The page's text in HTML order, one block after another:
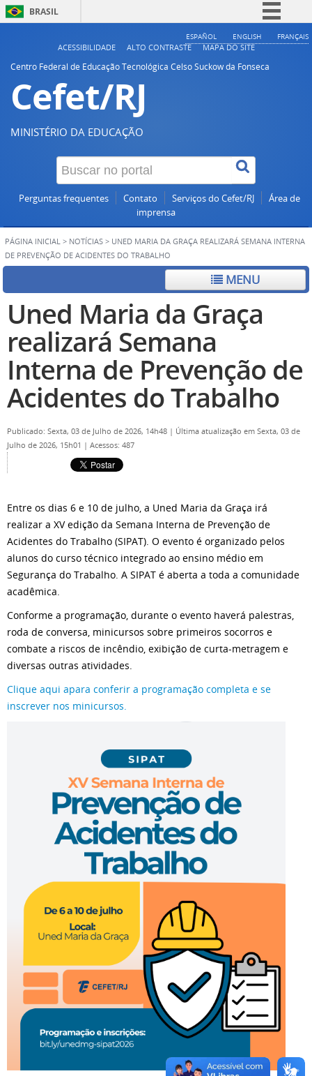
BRASIL
Simplifique!
ESPAÑOL ENGLISH FRANÇAIS
ACESSIBILIDADE ALTO CONTRASTE
MAPA DO SITE
Centro Federal de Educação Tecnológica Celso Suckow da Fonseca
Cefet/RJ
MINISTÉRIO DA EDUCAÇÃO
Perguntas frequentes Contato Serviços do Cefet/RJ
Área de
imprensa
PÁGINA INICIAL > NOTÍCIAS > UNED MARIA DA GRAÇA REALIZARÁ SEMANA INTERNA
DE PREVENÇÃO DE ACIDENTES DO TRABALHO
MENU
Uned Maria da Graça
realizará Semana
Interna de Prevenção de
Acidentes do Trabalho
Publicado: Sexta, 03 de Julho de 2026, 14h48 | Última atualização em Sexta, 03 de
Julho de 2026, 15h01 | Acessos: 487
Entre os dias 6 e 10 de julho, a Uned Maria da Graça irá
realizar a XV edição da Semana Interna de Prevenção de
Acidentes do Trabalho (SIPAT). O evento é organizado pelos
alunos do curso técnico integrado ao ensino médio em
Segurança do Trabalho. A SIPAT é aberta a toda a comunidade
acadêmica.
Conforme a programação, durante o evento haverá palestras,
roda de conversa, minicursos sobre primeiros socorros e
combate a riscos de incêndio, exibição de curta-metragem e
diversas outras atividades.
Clique aqui apara conferir a programação completa e se
inscrever nos minicursos.